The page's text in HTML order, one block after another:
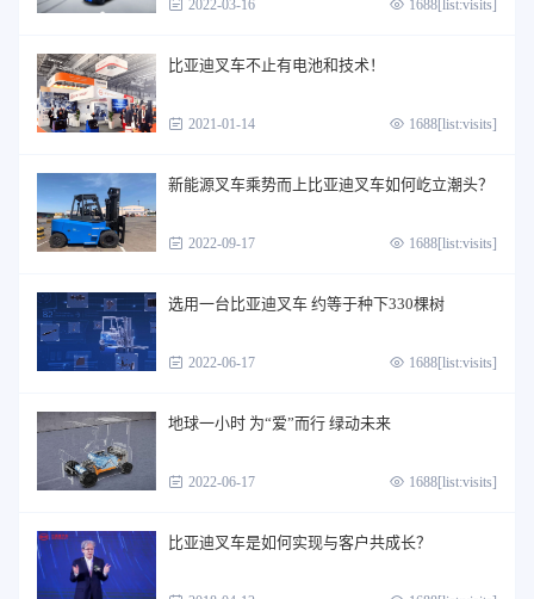
2022-03-16 1688[list:visits]
比亚迪叉车不止有电池和技术！
2021-01-14 1688[list:visits]
新能源叉车乘势而上比亚迪叉车如何屹立潮头？
2022-09-17 1688[list:visits]
选用一台比亚迪叉车 约等于种下330棵树
2022-06-17 1688[list:visits]
地球一小时 为“爱”而行 绿动未来
2022-06-17 1688[list:visits]
比亚迪叉车是如何实现与客户共成长？